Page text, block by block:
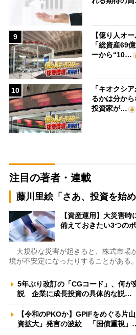
9
【億り人オ
「総資産69
ーから“10…
10
「キオクシ
るかは分か
投資家が…
注目の著者・連載
藤川里絵「さあ、投資を始め
【資産運用】大災害
備えておきたい3つの
大規模な災害が起きると、株式市場
境が不安定になったりすることがある
5年ぶり改訂の「CGコード」、何が
説 企業に成長投資の具体的な説…
【令和のPKOか】GPIFをめぐる片
資拡大」発言の波紋 「国債重視」